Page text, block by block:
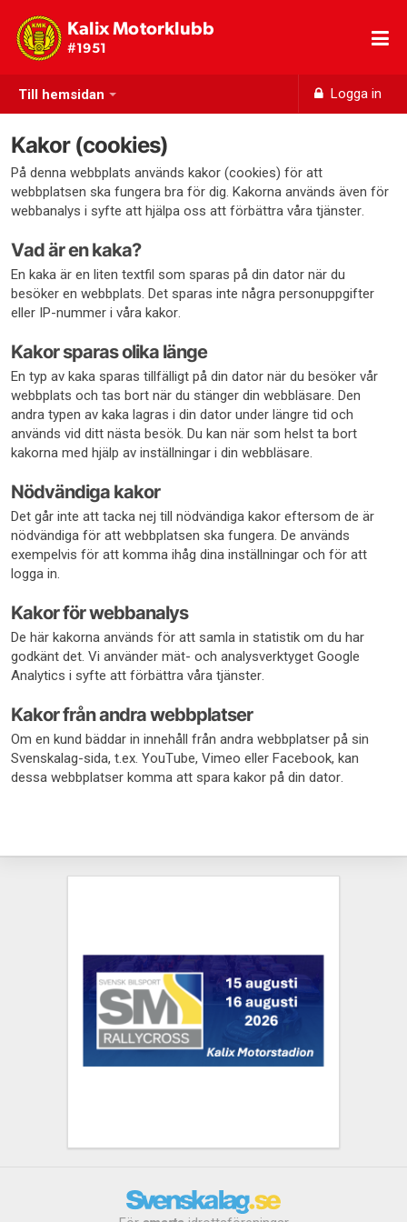
Till hemsidan Logga in
Kalix Motorklubb
#1951
Kakor (cookies)
På denna webbplats används kakor (cookies) för att
webbplatsen ska fungera bra för dig. Kakorna används även för
webbanalys i syfte att hjälpa oss att förbättra våra tjänster.
Vad är en kaka?
En kaka är en liten textfil som sparas på din dator när du
besöker en webbplats. Det sparas inte några personuppgifter
eller IP-nummer i våra kakor.
Kakor sparas olika länge
En typ av kaka sparas tillfälligt på din dator när du besöker vår
webbplats och tas bort när du stänger din webbläsare. Den
andra typen av kaka lagras i din dator under längre tid och
används vid ditt nästa besök. Du kan när som helst ta bort
kakorna med hjälp av inställningar i din webbläsare.
Nödvändiga kakor
Det går inte att tacka nej till nödvändiga kakor eftersom de är
nödvändiga för att webbplatsen ska fungera. De används
exempelvis för att komma ihåg dina inställningar och för att
logga in.
Kakor för webbanalys
De här kakorna används för att samla in statistik om du har
godkänt det. Vi använder mät- och analysverktyget Google
Analytics i syfte att förbättra våra tjänster.
Kakor från andra webbplatser
Om en kund bäddar in innehåll från andra webbplatser på sin
Svenskalag-sida, t.ex. YouTube, Vimeo eller Facebook, kan
dessa webbplatser komma att spara kakor på din dator.